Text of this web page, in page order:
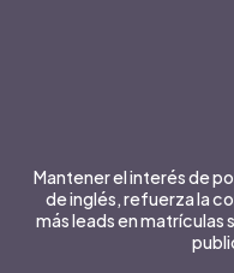
Mantener el interés de
de inglés, refuerza la
más leads en matrículas